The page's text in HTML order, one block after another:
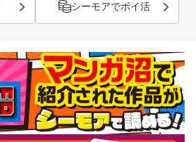
シーモアでポイ活